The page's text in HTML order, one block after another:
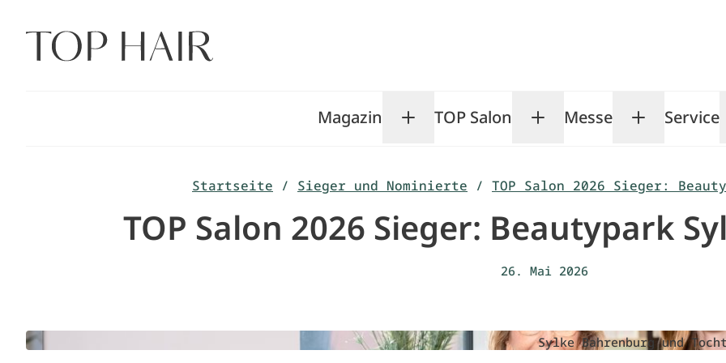
Inhalt
springen
Magazin Toggle Magazin submenu
TOP Salon Toggle TOP Salon
Messe ToggleService
Startseite / Sieger und Nominierte / TOP Salon 2026 Sieger:
TOP Salon 2026 Sieger: Beautypark
26. Mai 2026
Sylke Bahrenburg und